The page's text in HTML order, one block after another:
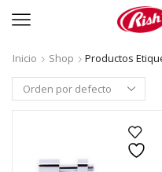
Inicio Shop
Productos